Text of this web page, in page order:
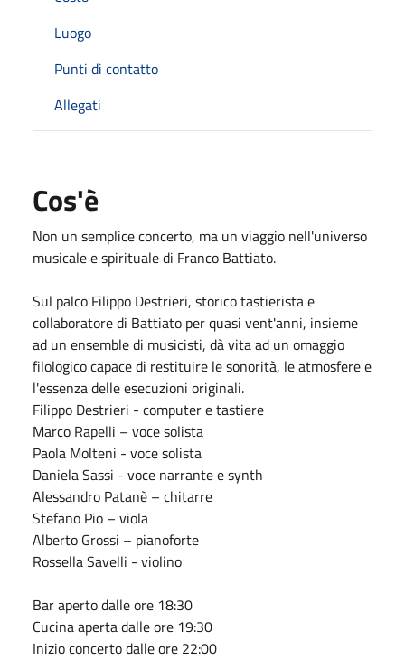
Luogo
Punti di contatto
Allegati
Cos'è
Non un semplice concerto, ma un viaggio nell'universo
musicale e spirituale di Franco Battiato.
Sul palco Filippo Destrieri, storico tastierista e
collaboratore di Battiato per quasi vent'anni, insieme
ad un ensemble di musicisti, dà vita ad un omaggio
filologico capace di restituire le sonorità, le atmosfere e
l'essenza delle esecuzioni originali.
Filippo Destrieri - computer e tastiere
Marco Rapelli – voce solista
Paola Molteni - voce solista
Daniela Sassi - voce narrante e synth
Alessandro Patanè – chitarre
Stefano Pio – viola
Alberto Grossi – pianoforte
Rossella Savelli - violino
Bar aperto dalle ore 18:30
Cucina aperta dalle ore 19:30
Inizio concerto dalle ore 22:00